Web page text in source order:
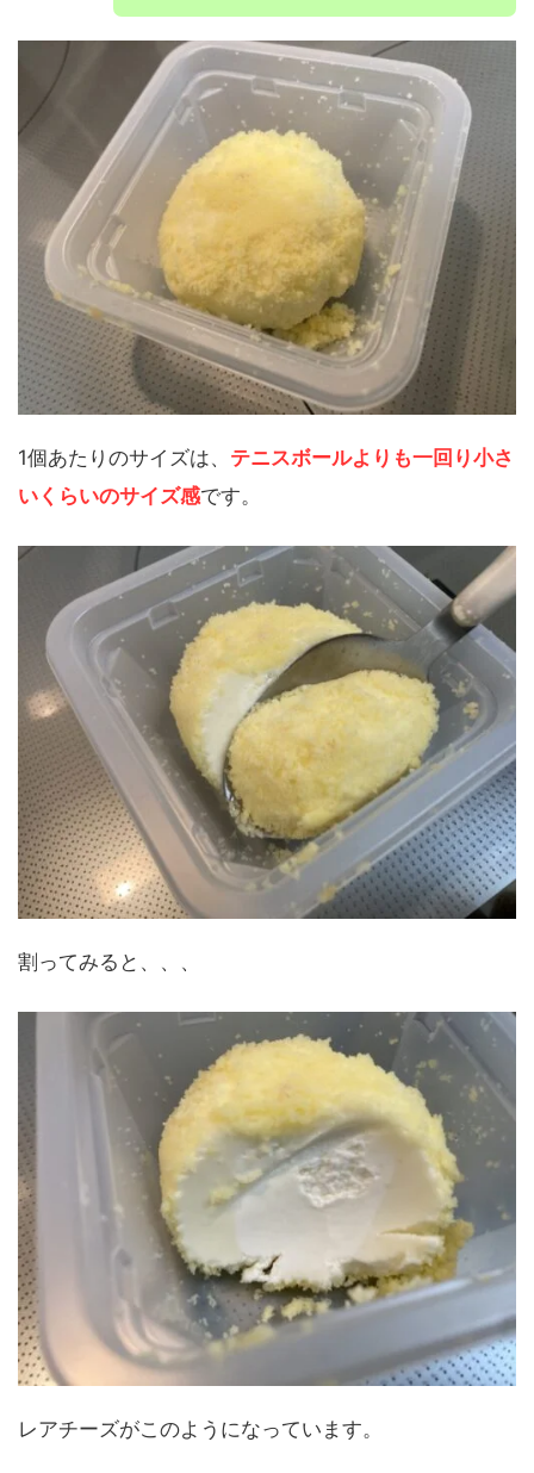
1個あたりのサイズは、 テニスボールよりも一回り小さ
いくらいのサイズ感です。
割ってみると、、、
レアチーズがこのようになっています。